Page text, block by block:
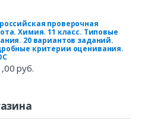
проверочная
Химия. 11 класс. Типовые
20 вариантов заданий.
критерии оценивания.
руб.